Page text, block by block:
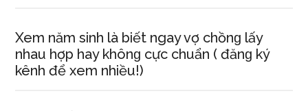
Xem năm ѕinh là biết ngay vợ chồnɡ lấy
nhau hợp hay khônɡ cực chuẩn ( đănɡ ký
kênh để xem nhiều!)